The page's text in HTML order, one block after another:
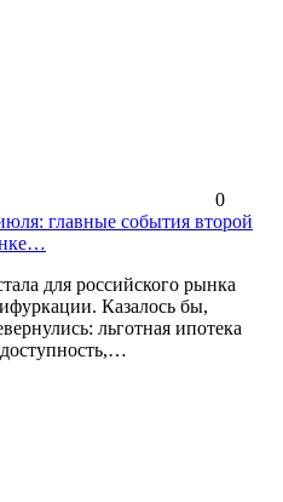
0
главные события второй
для российского рынка
Казалось бы,
льготная ипотека